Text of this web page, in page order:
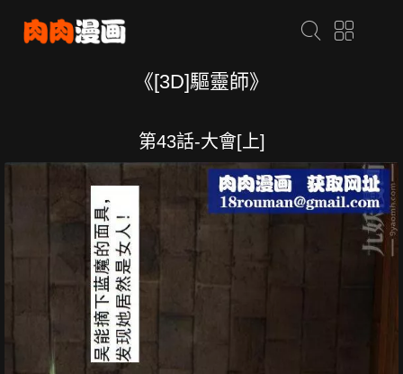
《[3D]驅靈師》
第43話-大會[上]